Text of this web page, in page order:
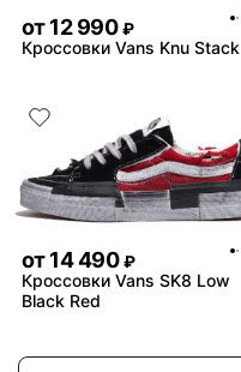
от12 990 ₽
Кроссовки Vans Knu Stack
от14 490 ₽
Кроссовки Vans SK8 Low
Black Red